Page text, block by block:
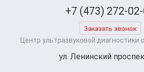
+7 (473) 272-
Заказать звонок
Центр ультразвуковой диагностики
ул. Ленинский